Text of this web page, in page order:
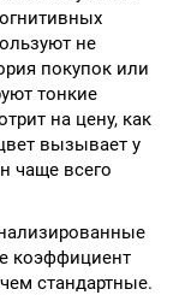
не
покупок или
тонкие
на цену, как
вызывает у
чаще всего
коэффициент
стандартные.